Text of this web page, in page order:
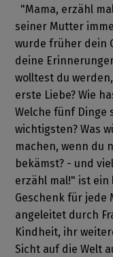
"Mama, erzähl
seiner Mutter
wurde früher dein
deine
wolltest du
erste Liebe? Wie
Welche fünf Dinge
wichtigsten? Was
machen, wenn du
bekämst? - und
erzähl mal!" ist ein
Geschenk für jede
angeleitet durch
Kindheit, ihr
Sicht auf die Welt